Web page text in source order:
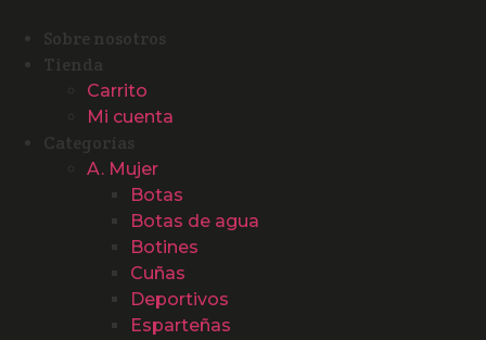
contenido
Sobre nosotros
Tienda
Carrito
Mi cuenta
Categorías
A. Mujer
Botas
Botas de agua
Botines
Cuñas
Deportivos
Esparteñas